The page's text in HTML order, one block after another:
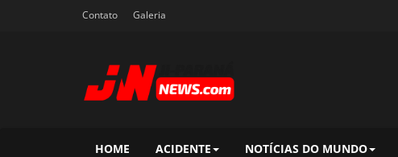
Contato Galeria
HOME ACIDENTE NOTÍCIAS DO MUNDO